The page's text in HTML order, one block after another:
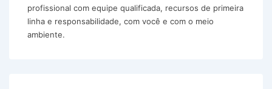
profissional com equipe qualificada, recursos de primeira
linha e responsabilidade, com você e com o meio
ambiente.